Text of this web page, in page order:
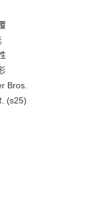
Bros.
(s25)